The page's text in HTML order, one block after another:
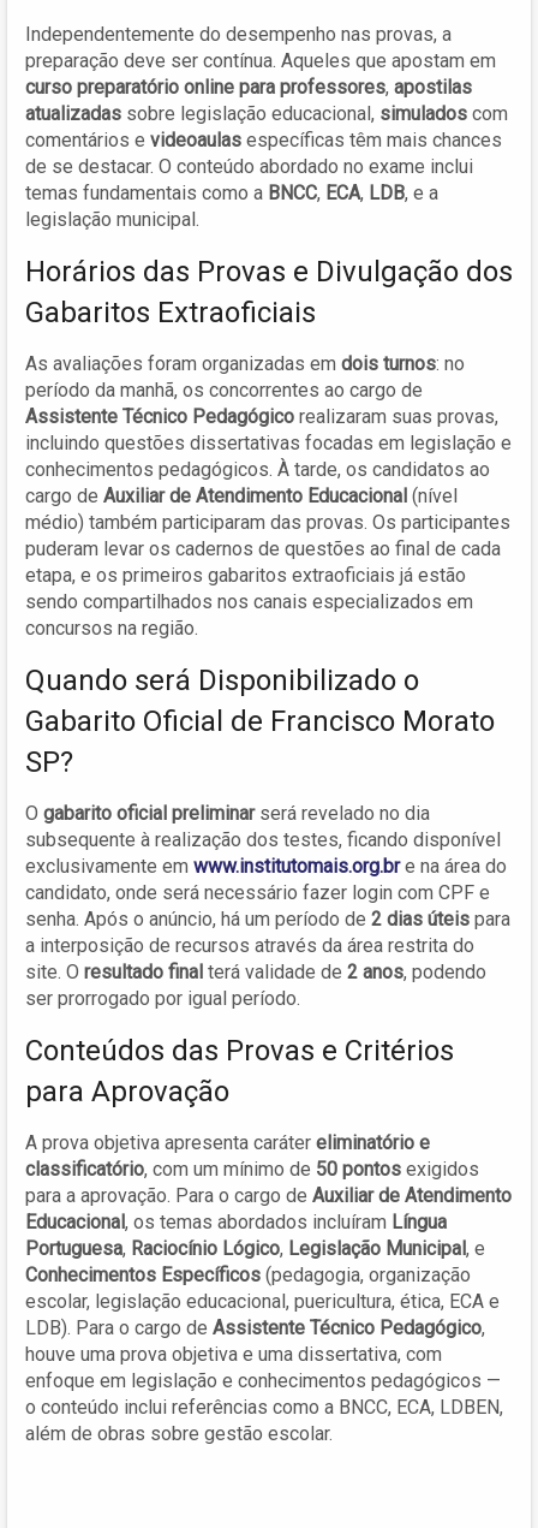
Independentemente do desempenho nas provas, a
preparação deve ser contínua. Aqueles que apostam em
curso preparatório online para professores, apostilas
atualizadas sobre legislação educacional, simulados com
comentários e videoaulas específicas têm mais chances
de se destacar. O conteúdo abordado no exame inclui
temas fundamentais como a BNCC, ECA, LDB, e a
legislação municipal.
Horários das Provas e Divulgação dos
Gabaritos Extraoficiais
As avaliações foram organizadas em dois turnos: no
período da manhã, os concorrentes ao cargo de
Assistente Técnico Pedagógico realizaram suas provas,
incluindo questões dissertativas focadas em legislação e
conhecimentos pedagógicos. À tarde, os candidatos ao
cargo de Auxiliar de Atendimento Educacional (nível
médio) também participaram das provas. Os participantes
puderam levar os cadernos de questões ao final de cada
etapa, e os primeiros gabaritos extraoficiais já estão
sendo compartilhados nos canais especializados em
concursos na região.
Quando será Disponibilizado o
Gabarito Oficial de Francisco Morato
SP?
O gabarito oficial preliminarserá revelado no dia
subsequente à realização dos testes, ficando disponível
exclusivamente em www.institutomais.org.bre na área do
candidato, onde será necessário fazer login com CPF e
senha. Após o anúncio, há um período de 2 dias úteis para
a interposição de recursos através da área restrita do
site. O resultado final terá validade de 2 anos, podendo
ser prorrogado por igual período.
Conteúdos das Provas e Critérios
para Aprovação
A prova objetiva apresenta caráter eliminatório e
classificatório, com um mínimo de 50 pontos exigidos
para a aprovação. Para o cargo de Auxiliar de Atendimento
Educacional, os temas abordados incluíram Língua
Portuguesa, Raciocínio Lógico, Legislação Municipal, e
Conhecimentos Específicos (pedagogia, organização
escolar, legislação educacional, puericultura, ética, ECA e
LDB). Para o cargo de Assistente Técnico Pedagógico,
houve uma prova objetiva e uma dissertativa, com
enfoque em legislação e conhecimentos pedagógicos —
o conteúdo inclui referências como a BNCC, ECA, LDBEN,
além de obras sobre gestão escolar.